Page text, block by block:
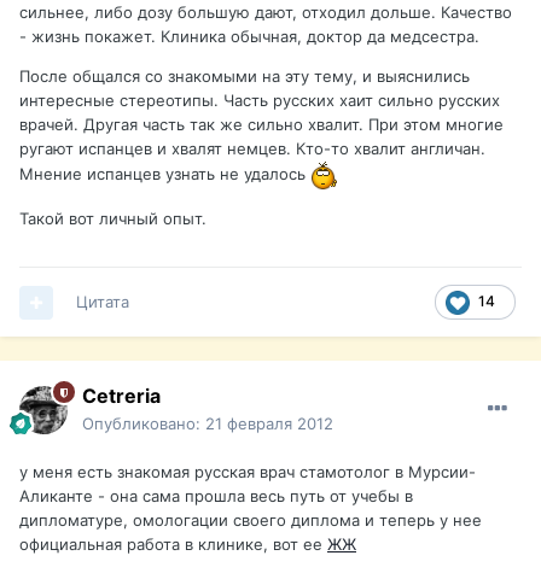
сильнее, либо дозу большую дают, отходил дольше. Качество
- жизнь покажет. Клиника обычная, доктор да медсестра.
После общался со знакомыми на эту тему, и выяснились
интересные стереотипы. Часть русских хаит сильно русских
врачей. Другая часть так же сильно хвалит. При этом многие
ругают испанцев и хвалят немцев. Кто-то хвалит англичан.
Мнение испанцев узнать не удалось
Такой вот личный опыт.
14
Цитата
Cetreria
Опубликовано: 21 февраля 2012
у меня есть знакомая русская врач стамотолог в Мурсии-
Аликанте - она сама прошла весь путь от учебы в
дипломатуре, омологации своего диплома и теперь у нее
официальная работа в клинике, вот ее ЖЖ